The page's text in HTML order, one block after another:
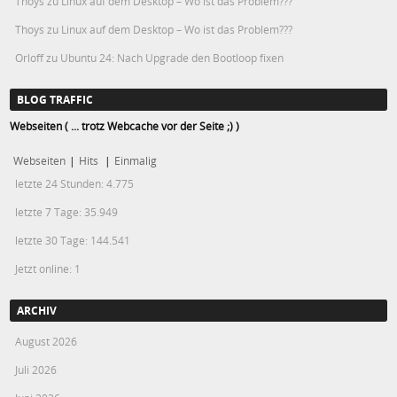
Thoys zu Linux auf dem Desktop – Wo ist das Problem???
Orloffzu Ubuntu 24: Nach Upgrade den Bootloop fixen
BLOG TRAFFIC
Webseiten ( ... trotz Webcache vor der Seite ;) )
Webseiten | Hits | Einmalig
letzte 24 Stunden:4.775
letzte 7 Tage: 35.949
letzte 30 Tage: 144.541
Jetzt online: 1
ARCHIV
August 2026
Juli 2026